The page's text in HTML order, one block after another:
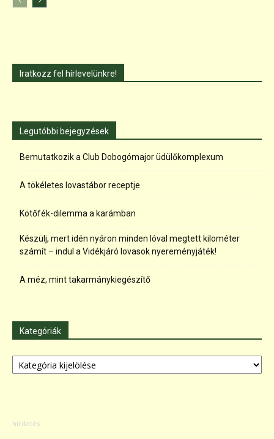
Iratkozz fel hírlevelünkre!
Legutóbbi bejegyzések
Bemutatkozik a Club Dobogómajor üdülőkomplexum
A tökéletes lovastábor receptje
Kötőfék-dilemma a karámban
Készülj, mert idén nyáron minden lóval megtett kilométer
számít – indul a Vidékjáró lovasok nyereményjáték!
A méz, mint takarmánykiegészítő
Kategóriák
Kategóriák